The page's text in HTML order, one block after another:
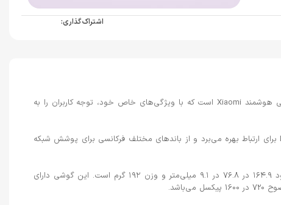
اشتراک گذاری:
Xiaomi Redmi A2+ یکی دیگر از مدل‌های گوشی هوشمند Xiaomi است که با ویژگی‌های خاص خود، توجه کاربران را به
این گوشی از تکنولوژی‌های GSM، HSPA، و LTE برای ارتباط بهره می‌برد و از باندهای مختلف فرکانسی برای پوشش شبکه
در زمینه طراحی، ابعاد Xiaomi Redmi A2+ حدود ۱۶۴.۹ در ۷۶.۸ در ۹.۱ میلی‌متر و وزن ۱۹۲ گرم است. این گوشی دارای